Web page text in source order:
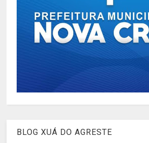
BLOG XUÁ DO AGRESTE